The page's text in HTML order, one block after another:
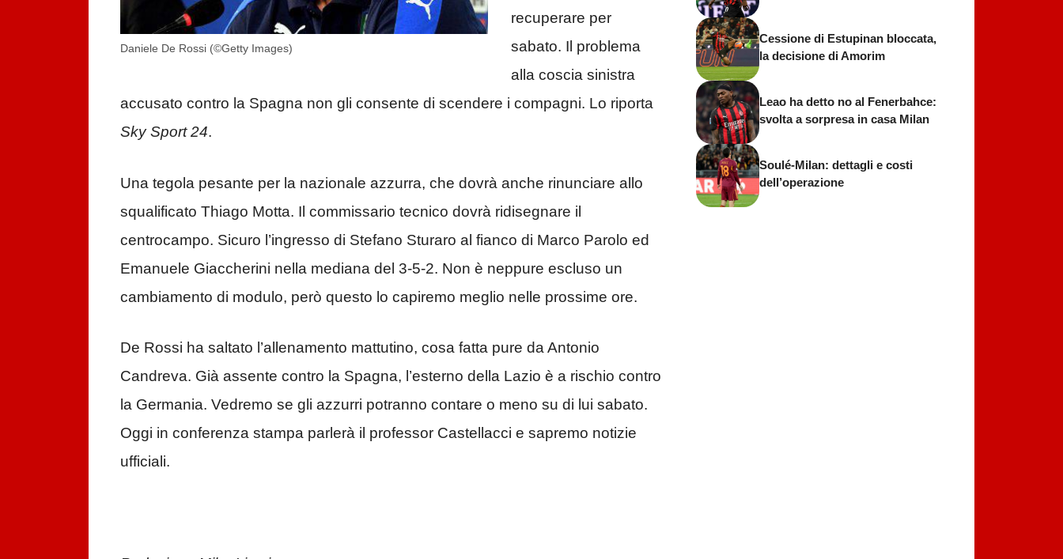
Daniele De Rossi (©Getty Images)
recuperare per
sabato. Il problema
alla coscia sinistra
accusato contro la Spagna non gli consente di scendere i compagni. Lo riporta
Sky Sport 24.
Una tegola pesante per la nazionale azzurra, che dovrà anche rinunciare allo
squalificato Thiago Motta. Il commissario tecnico dovrà ridisegnare il
centrocampo. Sicuro l’ingresso di Stefano Sturaro al fianco di Marco Parolo ed
Emanuele Giaccherini nella mediana del 3-5-2. Non è neppure escluso un
cambiamento di modulo, però questo lo capiremo meglio nelle prossime ore.
De Rossi ha saltato l’allenamento mattutino, cosa fatta pure da Antonio
Candreva. Già assente contro la Spagna, l’esterno della Lazio è a rischio contro
la Germania. Vedremo se gli azzurri potranno contare o meno su di lui sabato.
Oggi in conferenza stampa parlerà il professor Castellacci e sapremo notizie
ufficiali.
Cessione di Estupinan bloccata,
la decisione di Amorim
Leao ha detto no al Fenerbahce:
svolta a sorpresa in casa Milan
Soulé-Milan: dettagli e costi
dell’operazione